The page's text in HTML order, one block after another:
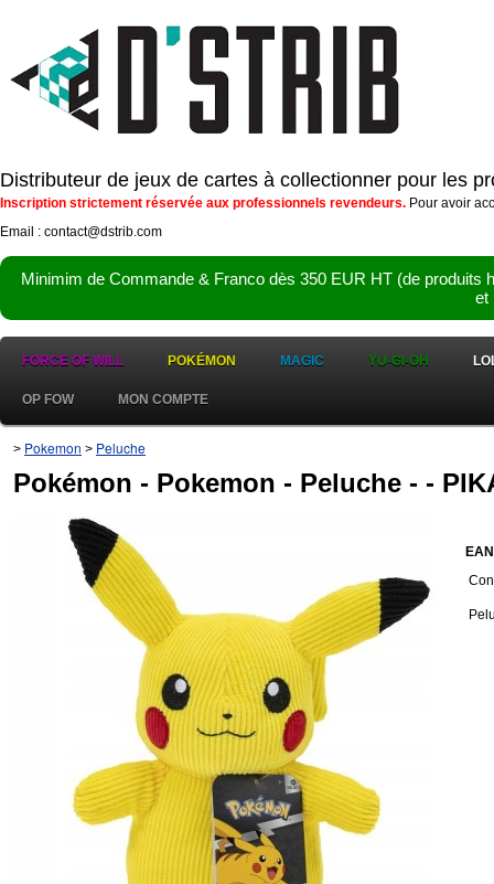
Distributeur de jeux de cartes à collectionner pour les
Inscription strictement réservée aux professionnels revendeurs. Pour avoir
Email : contact@dstrib.com
Minimim de Commande & Franco dès 350 EUR HT (de
et
FORCE OF WILL POKÉMON MAGIC YU-GI-OH
OP FOW MON COMPTE
> Pokemon > Peluche
Pokémon - Pokemon - Peluche - -